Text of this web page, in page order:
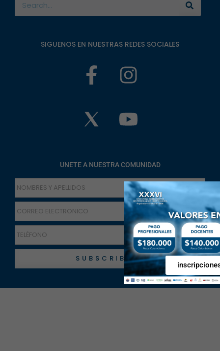
SIGUENOS EN NUESTRAS REDES SOCIALES
UNETE A NUESTRA COMUNIDAD
SUBSCRIBETE